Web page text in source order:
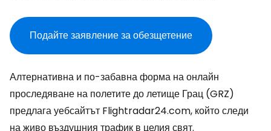
Подайте заявление за обезщетение
Алтернативна и по-забавна форма на онлайн
проследяване на полетите до летище Грац (GRZ)
предлага уебсайтът Flightradar24.com, който следи
на живо въздушния трафик в целия свят.